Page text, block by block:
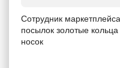
Сотрудник
посылок золотые
носок